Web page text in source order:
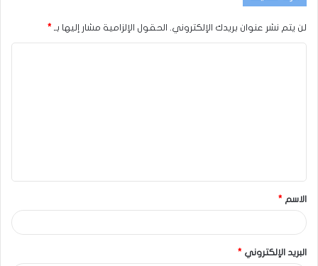
لن يتم نشر عنوان بريدك الإلكتروني. الحقول الإلزامية مشار إليها بـ *
الاسم *
البريد الإلكتروني *